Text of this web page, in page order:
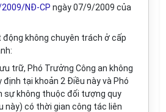
NĐ-CP ngày 07/9/2009 của
động không chuyên trách ở cấp
trữ, Phó Trưởng Công an không
tại khoản 2 Điều này và Phó
sự không thuộc đối tượng quy
này) có thời gian công tác liên